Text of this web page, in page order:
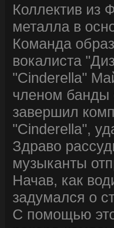
Коллектив из
металла в
Команда
вокалиста
"Cinderella"
членом банды
завершил
"Cinderella",
Здраво
музыканты
Начав, как
задумался о
С помощью